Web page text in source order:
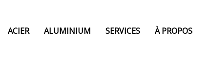
ACIER ALUMINIUM SERVICES
À PROPOS